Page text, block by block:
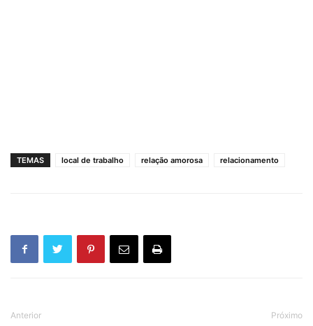
TEMAS local de trabalho relação amorosa relacionamento
Anterior Próximo